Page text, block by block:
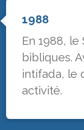
1988
En 1988,
bibliques.
intifada, le
activité.